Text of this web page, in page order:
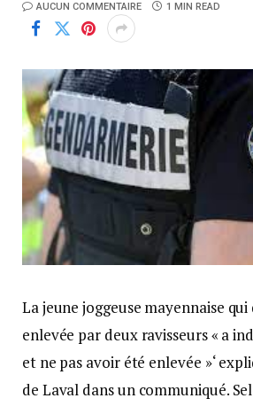
AUCUN COMMENTAIRE 1 MIN READ
La jeune joggeuse mayennaise
enlevée par deux ravisseurs « a
et ne pas avoir été enlevée »‘
de Laval dans un communiqué.